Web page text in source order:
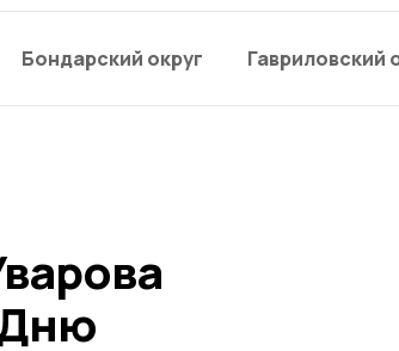
Бондарский округ Гавриловский